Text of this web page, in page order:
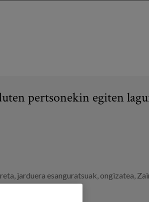
pertsonekin egiten
, jarduera esanguratsuak, ongizatea,